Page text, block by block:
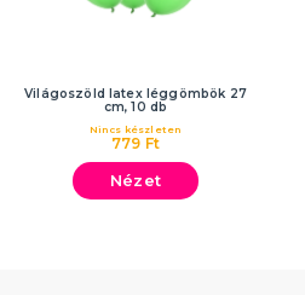
Világoszöld latex léggömbök 27
cm, 10 db
779 Ft
Nincs készleten
Nézet